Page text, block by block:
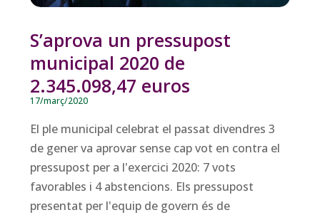
S’aprova un pressupost
municipal 2020 de
2.345.098,47 euros
17/març/2020
El ple municipal celebrat el passat divendres 3
de gener va aprovar sense cap vot en contra el
pressupost per a l'exercici 2020: 7 vots
favorables i 4 abstencions. Els pressupost
presentat per l'equip de govern és de